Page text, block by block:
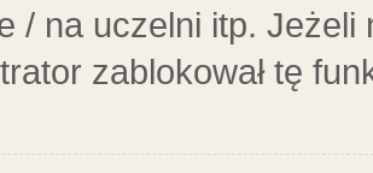
/ na uczelni itp.
zablokował tę